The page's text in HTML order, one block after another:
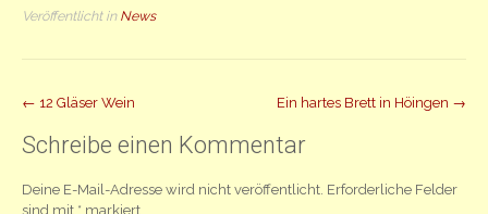
Veröffentlicht in News
Beitrag
Navigation
← 12 Gläser Wein Ein hartes Brett in Höingen →
Schreibe einen Kommentar
Deine E-Mail-Adresse wird nicht veröffentlicht. Erforderliche Felder
sind mit * markiert